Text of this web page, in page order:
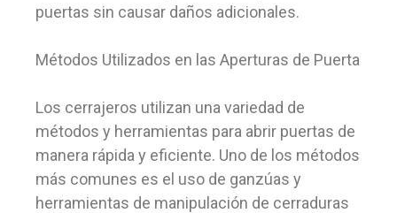
puertas sin causar daños adicionales.
Métodos Utilizados en las Aperturas de Puerta
Los cerrajeros utilizan una variedad de
métodos y herramientas para abrir puertas de
manera rápida y eficiente. Uno de los métodos
más comunes es el uso de ganzúas y
herramientas de manipulación de cerraduras